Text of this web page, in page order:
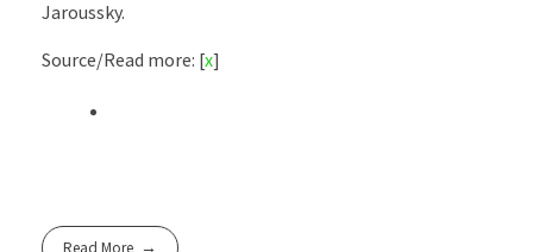
Jaroussky.
Source/Read more: [x]